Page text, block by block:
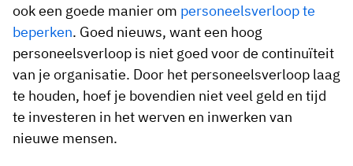
ook een goede manier om personeelsverloop te
beperken. Goed nieuws, want een hoog
personeelsverloop is niet goed voor de continuïteit
van je organisatie. Door het personeelsverloop laag
te houden, hoef je bovendien niet veel geld en tijd
te investeren in het werven en inwerken van
nieuwe mensen.